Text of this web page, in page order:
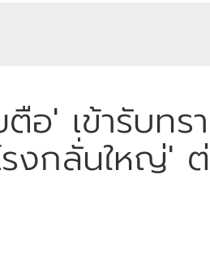
อ' เข้ารับทร
งกลั่นใหญ่'